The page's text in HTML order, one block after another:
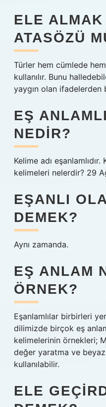
ELE ALMAK
ATASÖZÜ
Türler hem cümlede
kullanılır. Bunu
yaygın olan
EŞ
NEDIR?
Kelime adı eşanlamlıdır.
kelimeleri nelerdir? 29
EŞANLI
DEMEK?
Aynı zamanda.
EŞ ANLAM
ÖRNEK?
Eşanlamlılar birbirleri
dilimizde birçok eş
kelimelerinin örnekleri;
değer yaratma ve
kullanılabilir.
ELE